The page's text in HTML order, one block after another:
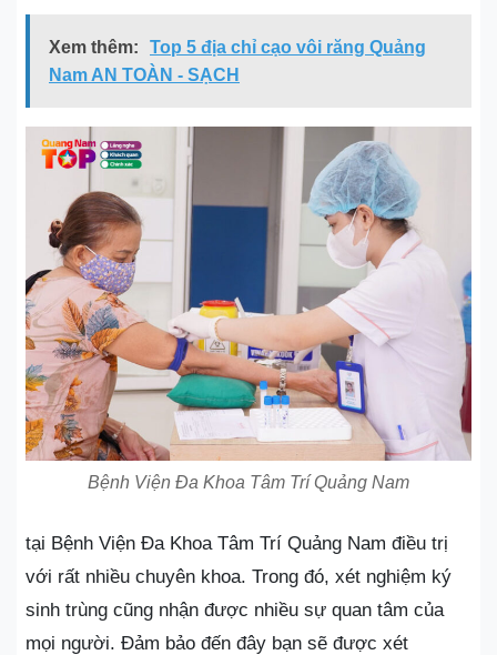
Xem thêm:
Top 5 địa chỉ cạo vôi răng Quảng
Nam AN TOÀN - SẠCH
Bệnh Viện Đa Khoa Tâm Trí Quảng Nam
tại Bệnh Viện Đa Khoa Tâm Trí Quảng Nam điều trị
với rất nhiều chuyên khoa. Trong đó, xét nghiệm ký
sinh trùng cũng nhận được nhiều sự quan tâm của
mọi người. Đảm bảo đến đây bạn sẽ được xét